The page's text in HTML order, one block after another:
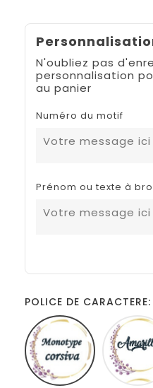
N'oubliez pas
personnalisation
au panier
Numéro du motif
Prénom ou texte à
POLICE DE
Monotype
corsiva